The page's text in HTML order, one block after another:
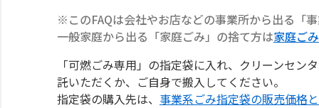
※このFAQは会社やお店などの事業所から出る「
一般家庭から出る「家庭ごみ」の捨て方は家庭ご
「可燃ごみ専用」の指定袋に入れ、クリーンセン
託いただくか、ご自身で搬入してください。
指定袋の購入先は、 事業系ごみ指定袋の販売価格